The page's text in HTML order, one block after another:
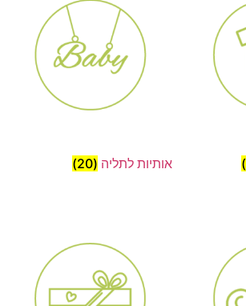
אותיות לתליה (20)